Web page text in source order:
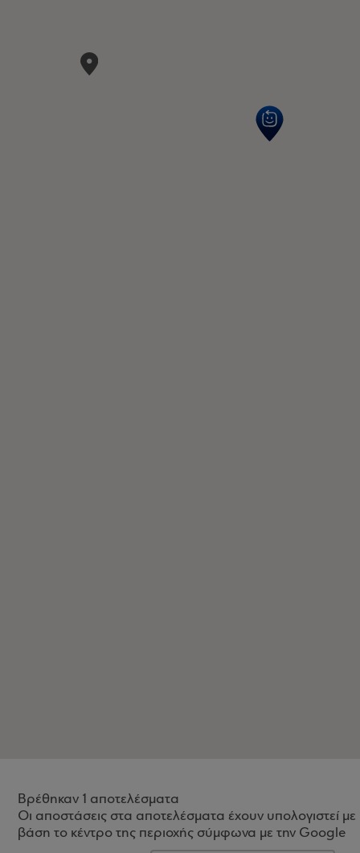
Βρέθηκαν 1 αποτελέσματα
Οι αποστάσεις στα αποτελέσματα έχουν υπολογιστεί με
βάση το κέντρο της περιοχής σύμφωνα με την Google